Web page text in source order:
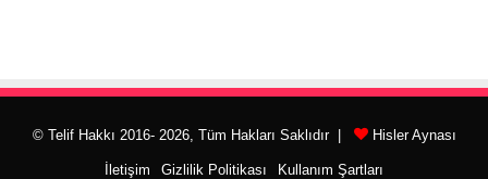
© Telif Hakkı 2016- 2026, Tüm Hakları Saklıdır | Hisler Aynası
İletişim Gizlilik Politikası Kullanım Şartları